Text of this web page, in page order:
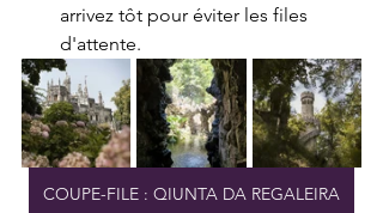
arrivez tôt pour éviter les files
d'attente.
COUPE-FILE : QIUNTA DA REGALEIRA